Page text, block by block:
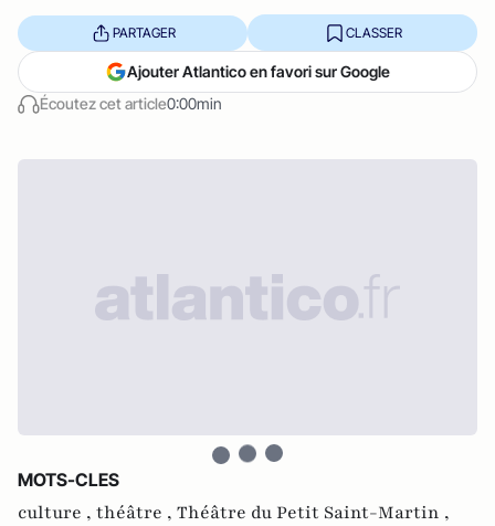
Écoutez cet article0:00min
PARTAGER CLASSER
Ajouter Atlantico en favori sur Google
MOTS-CLES
culture , théâtre , Théâtre du Petit Saint-Martin ,